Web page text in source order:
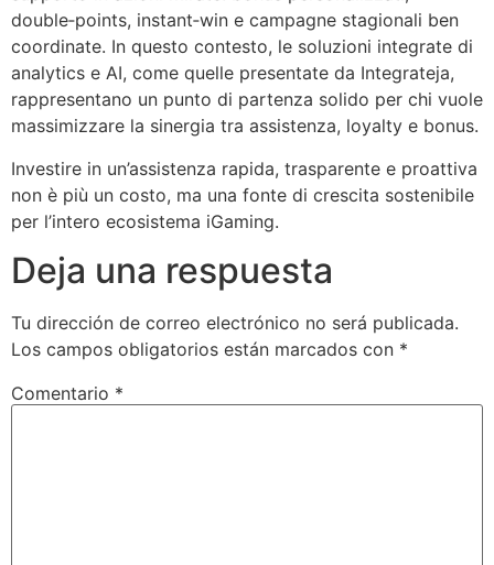
double‑points, instant‑win e campagne stagionali ben
coordinate. In questo contesto, le soluzioni integrate di
analytics e AI, come quelle presentate da Integrateja,
rappresentano un punto di partenza solido per chi vuole
massimizzare la sinergia tra assistenza, loyalty e bonus.
Investire in un’assistenza rapida, trasparente e proattiva
non è più un costo, ma una fonte di crescita sostenibile
per l’intero ecosistema iGaming.
Deja una respuesta
Tu dirección de correo electrónico no será publicada.
Los campos obligatorios están marcados con *
Comentario *